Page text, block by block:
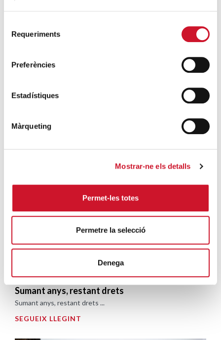
Requeriments
Preferències
Estadístiques
Màrqueting
Mostrar-ne els detalls
Permet-les totes
Permetre la selecció
Denega
SEGUEIX LLEGINT
créixer el Maresme
Sumant anys, restant drets
Sumant anys, restant drets ...
SEGUEIX LLEGINT